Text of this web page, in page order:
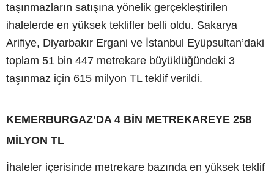
taşınmazların satışına yönelik gerçekleştirilen
ihalelerde en yüksek teklifler belli oldu. Sakarya
Arifiye, Diyarbakır Ergani ve İstanbul Eyüpsultan’daki
toplam 51 bin 447 metrekare büyüklüğündeki 3
taşınmaz için 615 milyon TL teklif verildi.
KEMERBURGAZ’DA 4 BİN METREKAREYE 258
MİLYON TL
İhaleler içerisinde metrekare bazında en yüksek teklif